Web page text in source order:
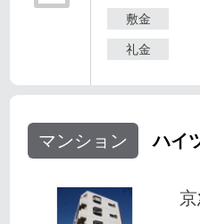
敷金
礼金
マンション ハイ